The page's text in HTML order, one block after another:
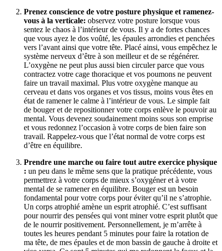
Prenez conscience de votre posture physique et ramenez-
vous à la verticale: observez votre posture lorsque vous
sentez le chaos à l’intérieur de vous. Il y a de fortes chances
que vous ayez le dos voûté, les épaules arrondies et penchées
vers l’avant ainsi que votre tête. Placé ainsi, vous empêchez le
système nerveux d’être à son meilleur et de se régénérer.
L’oxygène ne peut plus aussi bien circuler parce que vous
contractez votre cage thoracique et vos poumons ne peuvent
faire un travail maximal. Plus votre oxygène manque au
cerveau et dans vos organes et vos tissus, moins vous êtes en
état de ramener le calme à l’intérieur de vous. Le simple fait
de bouger et de repositionner votre corps enlève le pouvoir au
mental. Vous devenez soudainement moins sous son emprise
et vous redonnez l’occasion à votre corps de bien faire son
travail. Rappelez-vous que l’état normal de votre corps est
d’être en équilibre.
Prendre une marche ou faire tout autre exercice physique
: un peu dans le même sens que la pratique précédente, vous
permettrez à votre corps de mieux s’oxygéner et à votre
mental de se ramener en équilibre. Bouger est un besoin
fondamental pour votre corps pour éviter qu’il ne s’atrophie.
Un corps atrophié amène un esprit atrophié. C’est suffisant
pour nourrir des pensées qui vont miner votre esprit plutôt que
de le nourrir positivement. Personnellement, je m’arrête à
toutes les heures pendant 5 minutes pour faire la rotation de
ma tête, de mes épaules et de mon bassin de gauche à droite et